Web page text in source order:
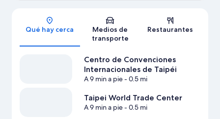
Qué hay cerca
Medios de
transporte
Restaurantes
Centro de Convenciones
Internacionales de Taipéi
A 9 min a pie- 0.5 mi
Taipei World Trade Center
A 9 min a pie- 0.5 mi